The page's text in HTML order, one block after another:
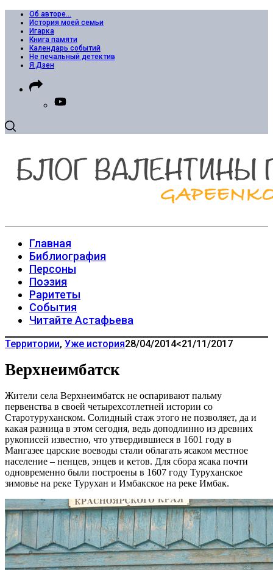
Об авторе…
История моей семьи
Игарка
Книга памяти
Календарь событий
Не печальный детектив
Я.Дзен
Главная
Библиография
Персоны
Поэзия
Раритеты
События
Читайте Астафьева
Территории, Уже история28/04/2014<21/11/2017
Верхнеимбатск
Жители села Верхнеимбатск не оспаривают пальму
первенства в своей четырехсотлетней истории со
Старотуруханском. Солидный стаж этого не позволяет, да и
какая разница в этом сегодня, ведь доподлинно из древних
рукописей известно, что утвердившиеся в 1601 году в
Мангазее царские воеводы стали облагать ясаком местное
население – ненцев, энцев и кетов. Для сбора ясака почти
одновременно были построены в 1607 году Туруханское
зимовье на реке Турухан и Имбакское на реке Имбак.